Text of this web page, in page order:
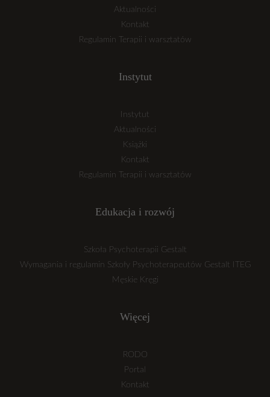
Aktualności
Kontakt
Regulamin Terapii i warsztatów
Instytut
Instytut
Aktualności
Książki
Kontakt
Regulamin Terapii i warsztatów
Edukacja i rozwój
Szkoła Psychoterapii Gestalt
Wymagania i regulamin Szkoły Psychoterapeutów Gestalt ITEG
Męskie Kręgi
Więcej
RODO
Portal
Kontakt